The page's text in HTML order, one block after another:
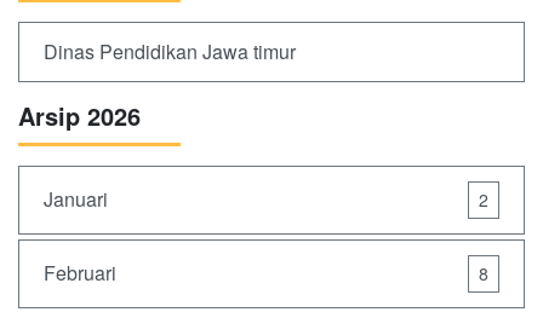
Dinas Pendidikan Jawa timur
Arsip 2026
Januari 2
Februari 8